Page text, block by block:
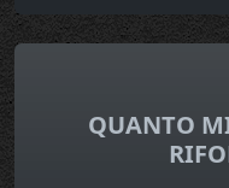
QUANTO